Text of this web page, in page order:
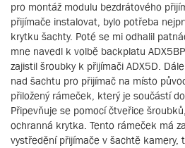
pro montáž modulu bezdrátového
přijímače instalovat, bylo potřeba
krytku šachty. Poté se mi odhalil
mne navedl k volbě backplatu
zajistil šroubky k přijímači ADX5D.
nad šachtu pro přijímač na místo
přiložený rámeček, který je součástí
Připevňuje se pomocí čtveřice
ochranná krytka. Tento rámeček má
vystředění přijímače v šachtě kamery,